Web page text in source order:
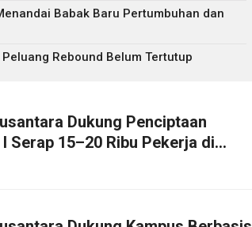
Babak Baru Pertumbuhan dan
Rebound Belum Tertutup
Dukung Penciptaan
Serap 15–20 Ribu Pekerja di